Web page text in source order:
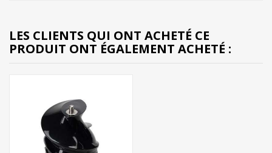
LES CLIENTS QUI ONT ACHETÉ CE
PRODUIT ONT ÉGALEMENT ACHETÉ :